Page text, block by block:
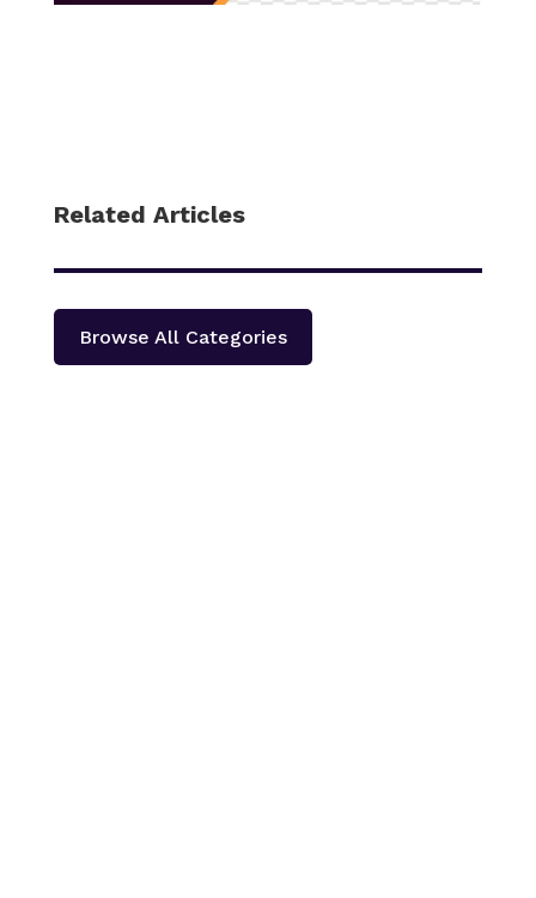
Related Articles
Browse All Categories